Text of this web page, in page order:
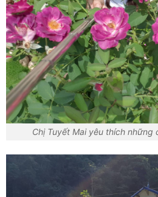
Chị Tuyết Mai yêu thích những